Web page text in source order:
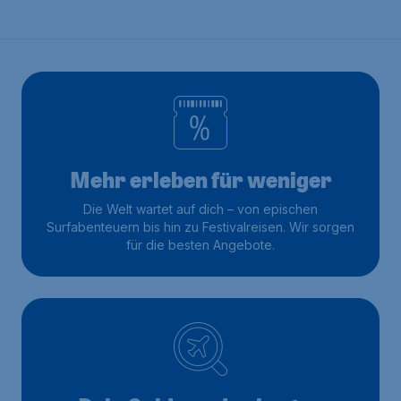
Mehr erleben für weniger
Die Welt wartet auf dich – von epischen
Surfabenteuern bis hin zu Festivalreisen. Wir sorgen
für die besten Angebote.